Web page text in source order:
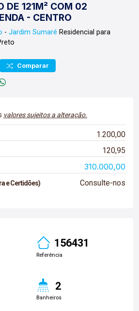
DE 121M² COM 02
- CENTRO
- Jardim Sumaré Residencial para
Comparar
valores sujeitos a alteração.
1.200,00
120,95
310.000,00
e Certidões) Consulte-nos
156431
Referência
2
Banheiros